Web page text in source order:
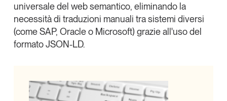
universale del web semantico, eliminando la
necessità di traduzioni manuali tra sistemi diversi
(come SAP, Oracle o Microsoft) grazie all'uso del
formato JSON-LD.